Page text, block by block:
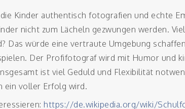
Kinder authentisch fotografien und echte
nicht zum Lächeln gezwungen werden.
Das würde eine vertraute Umgebung
Der Profifotograf wird mit Humor und
ist viel Geduld und Flexibilität
ein voller Erfolg wird.
https://de.wikipedia.org/wiki/